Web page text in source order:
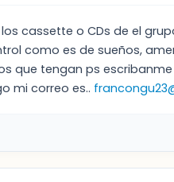
cassette o CDs de el
como es de sueños,
que tengan ps
mi correo es..